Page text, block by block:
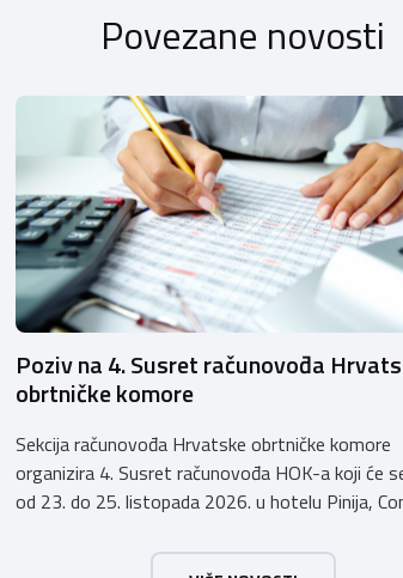
Povezane novosti
Poziv na 4. Susret računovođa
obrtničke komore
Sekcija računovođa Hrvatske obrtničke komore
organizira 4. Susret računovođa HOK-a koji će
od 23. do 25. listopada 2026. u hotelu Pinija,
otvoren u petak, 23. listopada 2026. u